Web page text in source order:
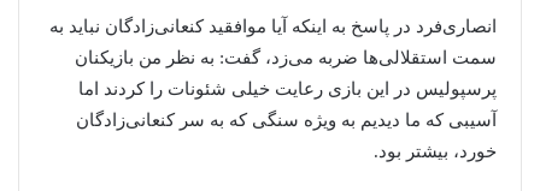
انصاری‌فرد در پاسخ به اینکه آیا موافقید کنعانی‌زادگان نباید به
سمت استقلالی‌ها ضربه می‌زد، گفت: به نظر من بازیکنان
پرسپولیس در این بازی رعایت خیلی شئونات را کردند اما
آسیبی که ما دیدیم به ویژه سنگی که به سر کنعانی‌زادگان
خورد، بیشتر بود.